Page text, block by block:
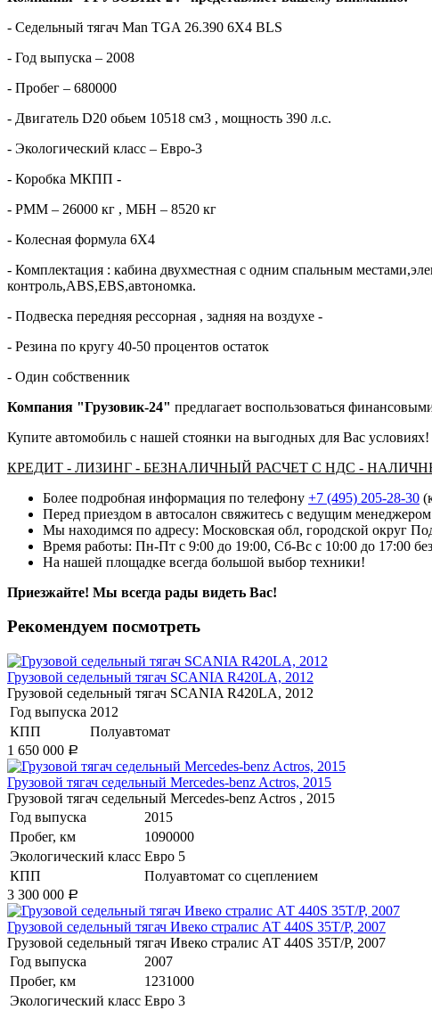
- Седельный тягач Man TGA 26.390 6X4 BLS
- Год выпуска – 2008
- Пробег – 680000
- Двигатель D20 обьем 10518 см3 , мощность 390 л.с.
- Экологический класс – Евро-3
- Коробка МКПП -
- РММ – 26000 кг , МБН – 8520 кг
- Колесная формула 6Х4
- Комплектация : кабина двухместная с одним спальным
контроль,ABS,EBS,автономка.
- Подвеска передняя рессорная , задняя на воздухе -
- Резина по кругу 40-50 процентов остаток
- Один собственник
Компания "Грузовик-24" предлагает воспользоваться
Купите автомобиль с нашей стоянки на выгодных для Вас условиях!
КРЕДИТ - ЛИЗИНГ - БЕЗНАЛИЧНЫЙ РАСЧЕТ С НДС -
Более подробная информация по телефону +7 (495) 205-28-30
Перед приездом в автосалон свяжитесь с ведущим
Мы находимся по адресу: Московская обл, городской округ
Время работы: Пн-Пт с 9:00 до 19:00, Сб-Вс с 10:00 до 17:00
На нашей площадке всегда большой выбор техники!
Приезжайте! Мы всегда рады видеть Вас!
Рекомендуем посмотреть
Грузовой седельный тягач SCANIA R420LA, 2012
Грузовой седельный тягач SCANIA R420LA, 2012
Год выпуска 2012
КПП
Полуавтомат
1 650 000 Р
Грузовой тягач седельный Mercedes-benz Actros, 2015
Грузовой тягач седельный Mercedes-benz Actros , 2015
Год выпуска
2015
Пробег, км
1090000
Экологический класс Евро 5
КПП
Полуавтомат со сцеплением
3 300 000 Р
Грузовой седельный тягач Ивеко стралис АТ 440S 35T/P, 2007
Грузовой седельный тягач Ивеко стралис АТ 440S 35T/P, 2007
Год выпуска
2007
Пробег, км
1231000
Экологический класс Евро 3